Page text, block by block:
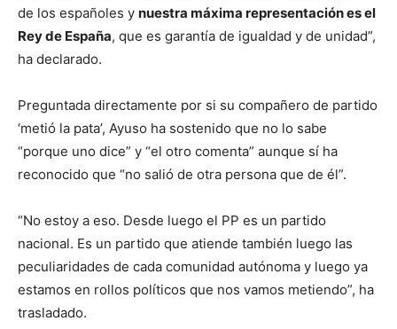
de los españoles y nuestra máxima representación es el
Rey de España, que es garantía de igualdad y de unidad”,
ha declarado.
Preguntada directamente por si su compañero de partido
‘metió la pata’, Ayuso ha sostenido que no lo sabe
“porque uno dice” y “el otro comenta” aunque sí ha
reconocido que “no salió de otra persona que de él”.
“No estoy a eso. Desde luego el PP es un partido
nacional. Es un partido que atiende también luego las
peculiaridades de cada comunidad autónoma y luego ya
estamos en rollos políticos que nos vamos metiendo”, ha
trasladado.